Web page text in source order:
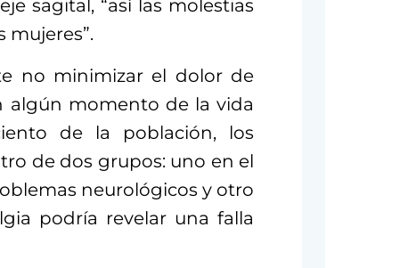
sagital, “así las molestias
mujeres”.
no minimizar el dolor de
algún momento de la vida
de la población, los
de dos grupos: uno en el
neurológicos y otro
podría revelar una falla